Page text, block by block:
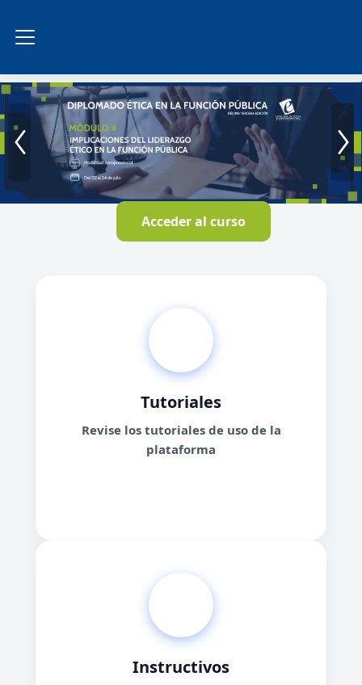
Tutoriales
Revise los tutoriales de uso de la
plataforma
Instructivos
Acceder al curso